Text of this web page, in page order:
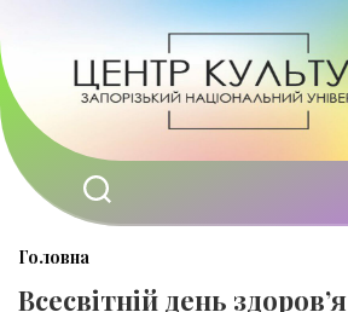
до
вмісту
Головна
Всесвітній день здоров’я